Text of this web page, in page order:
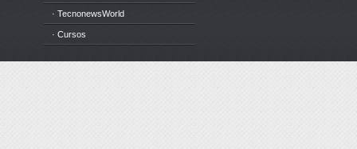
· TecnonewsWorld
· Cursos